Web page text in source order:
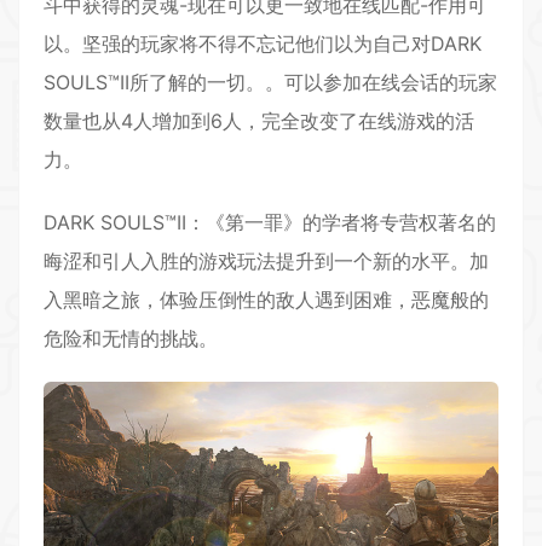
以。坚强的玩家将不得不忘记他们以为自己对DARK
SOULS™II所了解的一切。。可以参加在线会话的玩家
数量也从4人增加到6人，完全改变了在线游戏的活
力。
DARK SOULS™II：《第一罪》的学者将专营权著名的
晦涩和引人入胜的游戏玩法提升到一个新的水平。加
入黑暗之旅，体验压倒性的敌人遇到困难，恶魔般的
危险和无情的挑战。